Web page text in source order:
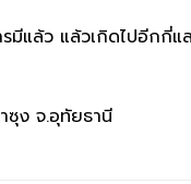
มีแล้ว แล้วเกิดไปอีกกี่แ
ซุง จ.อุทัยธานี